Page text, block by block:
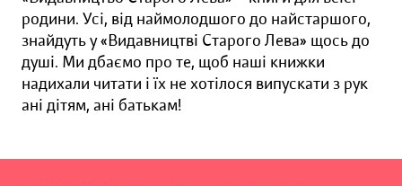
родини. Усі, від наймолодшого до найстаршого,
знайдуть у «Видавництві Старого Лева» щось до
душі. Ми дбаємо про те, щоб наші книжки
надихали читати і їх не хотілося випускати з рук
ані дітям, ані батькам!